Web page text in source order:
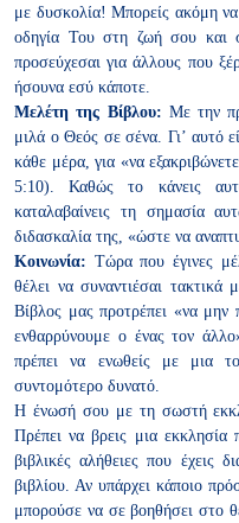
με δυσκολία! Μπορείς ακόμη να
οδηγία Του στη ζωή σου και
προσεύχεσαι για άλλους που
ήσουνα εσύ κάποτε.
Μελέτη της Βίβλου: Με την
μιλά ο Θεός σε σένα. Γι’ αυτό
κάθε μέρα, για «να
5:10). Καθώς το κάνεις
καταλαβαίνεις τη σημασία
διδασκαλία της, «ώστε να
Κοινωνία: Τώρα που έγινες
θέλει να συναντιέσαι
Βίβλος μας προτρέπει «να μην
ενθαρρύνουμε ο ένας τον
πρέπει να ενωθείς με μια
συντομότερο δυνατό.
Η ένωσή σου με τη σωστή
Πρέπει να βρεις μια εκκλησία
βιβλικές αλήθειες που έχεις
βιβλίου. Αν υπάρχει κάποιο
μπορούσε να σε βοηθήσει στο